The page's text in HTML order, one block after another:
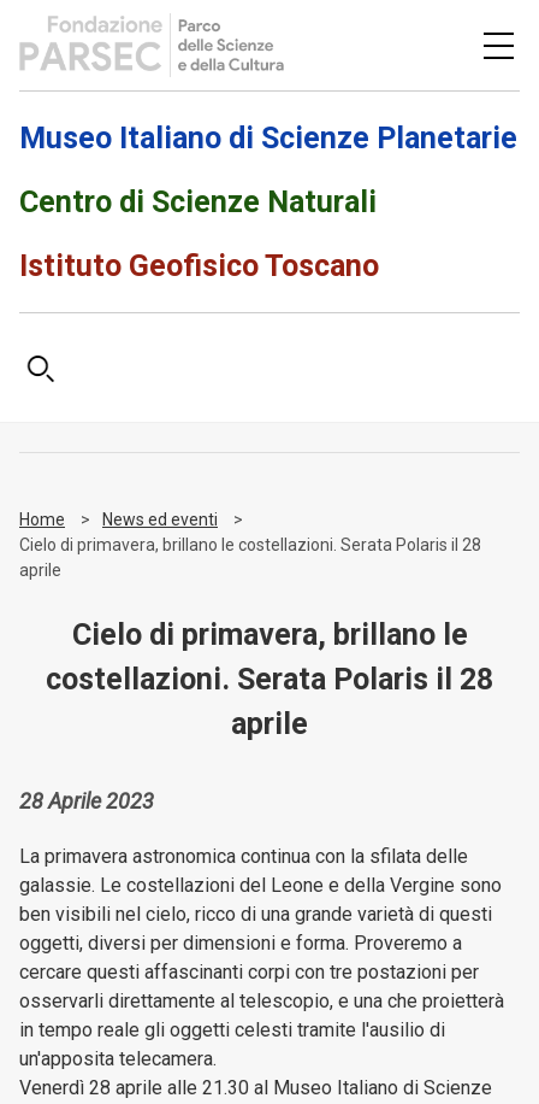
Museo Italiano di Scienze Planetarie
Centro di Scienze Naturali
Istituto Geofisico Toscano
Home
News ed eventi
Cielo di primavera, brillano le costellazioni. Serata Polaris il 28
aprile
Cielo di primavera, brillano le
costellazioni. Serata Polaris il 28
aprile
28 Aprile 2023
La primavera astronomica continua con la sfilata delle
galassie. Le costellazioni del Leone e della Vergine sono
ben visibili nel cielo, ricco di una grande varietà di questi
oggetti, diversi per dimensioni e forma. Proveremo a
cercare questi affascinanti corpi con tre postazioni per
osservarli direttamente al telescopio, e una che proietterà
in tempo reale gli oggetti celesti tramite l'ausilio di
un'apposita telecamera.
Venerdì 28 aprile alle 21.30 al Museo Italiano di Scienze